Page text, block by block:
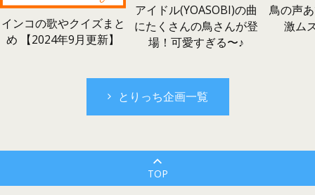
インコの歌やクイズまと
め 【2024年9月更新】
アイドル(YOASOBI)の曲
にたくさんの鳥さんが登
場！可愛すぎる〜♪
鳥の声
激ム
とりっち企画一覧
TOP